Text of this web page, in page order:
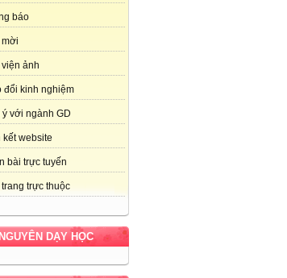
báo
ảnh
đổi kinh nghiệm
ý với ngành GD
kết website
bài trực tuyến
trực thuộc
DẠY HỌC